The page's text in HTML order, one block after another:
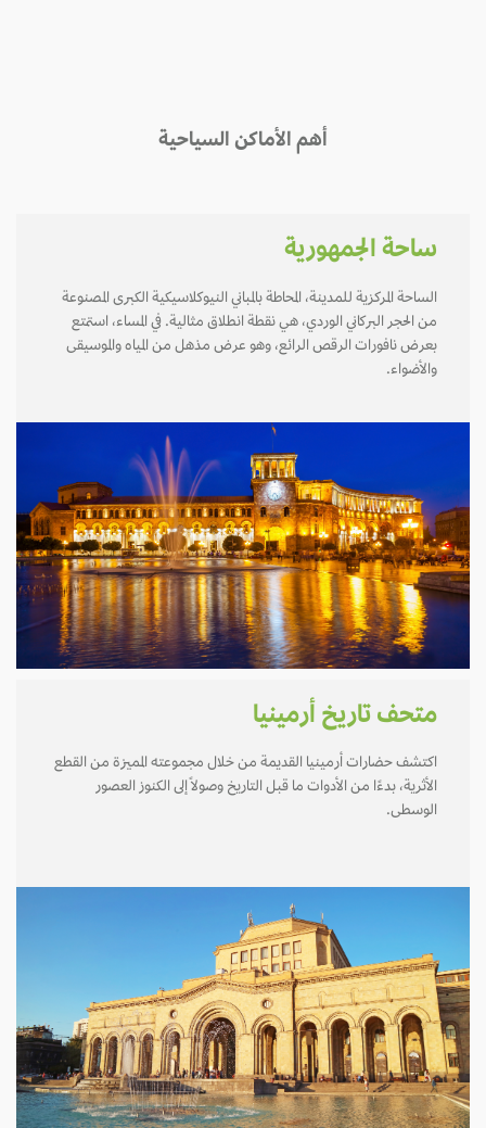
أهم الأماكن السياحية
ساحة الجمهورية
الساحة المركزية للمدينة، المحاطة بالمباني النيوكلاسيكية الكبرى المصنوعة
من الحجر البركاني الوردي، هي نقطة انطلاق مثالية. في المساء، استمتع
بعرض نافورات الرقص الرائع، وهو عرض مذهل من المياه والموسيقى
والأضواء.
متحف تاريخ أرمينيا
اكتشف حضارات أرمينيا القديمة من خلال مجموعته المميزة من القطع
الأثرية، بدءًا من الأدوات ما قبل التاريخ وصولاً إلى الكنوز العصور
الوسطى.